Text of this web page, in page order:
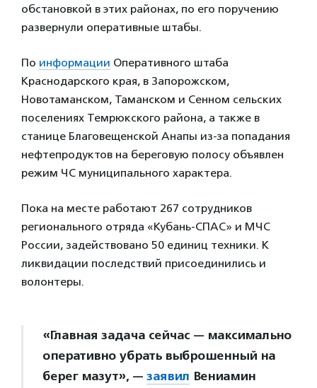
обстановкой в этих районах, по его поручению
развернули оперативные штабы.
По информации Оперативного штаба
Краснодарского края, в Запорожском,
Новотаманском, Таманском и Сенном сельских
поселениях Темрюкского района, а также в
станице Благовещенской Анапы из-за попадания
нефтепродуктов на береговую полосу объявлен
режим ЧС муниципального характера.
Пока на месте работают 267 сотрудников
регионального отряда «Кубань-СПАС» и МЧС
России, задействовано 50 единиц техники. К
ликвидации последствий присоединились и
волонтеры.
«Главная задача сейчас — максимально
оперативно убрать выброшенный на
берег мазут», — заявил Вениамин